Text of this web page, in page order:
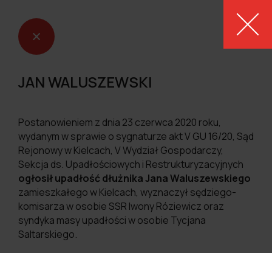
MENU
JAN WALUSZEWSKI
Postanowieniem z dnia 23 czerwca 2020 roku,
wydanym w sprawie o sygnaturze akt V GU 16/20, Sąd
Rejonowy w Kielcach, V Wydział Gospodarczy,
Sekcja ds. Upadłościowych i Restrukturyzacyjnych
ogłosił upadłość dłużnika Jana Waluszewskiego
zamieszkałego w Kielcach, wyznaczył sędziego-
komisarza w osobie SSR Iwony Róziewicz oraz
syndyka masy upadłości w osobie Tycjana
Saltarskiego.